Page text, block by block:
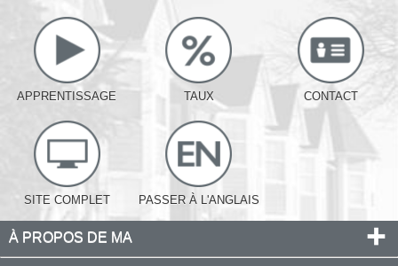
APPRENTISSAGE TAUX CONTACT
SITE COMPLET PASSER À L'ANGLAIS
À PROPOS DE MA